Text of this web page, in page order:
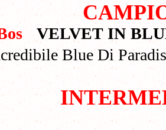
VELVET IN
Blue Di